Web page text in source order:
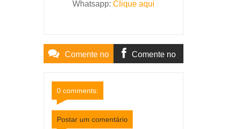
Whatsapp: Clique aqui
Comente no Comente no
0 comments:
Postar um comentário